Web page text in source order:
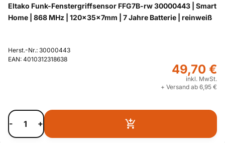
Eltako Funk-Fenstergriffsensor FFG7B-rw 30000443 | Smart
Home | 868 MHz | 120x35x7mm | 7 Jahre Batterie | reinweiß
Herst.-Nr.: 30000443
EAN: 4010312318638
49,70 €
inkl. MwSt.
+ Versand ab 6,95 €
- +